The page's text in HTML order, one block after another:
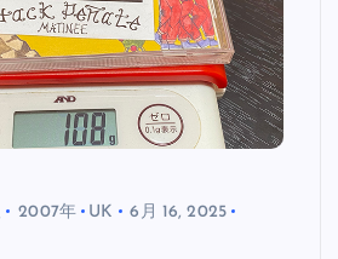
2007年 UK
6月 16, 2025